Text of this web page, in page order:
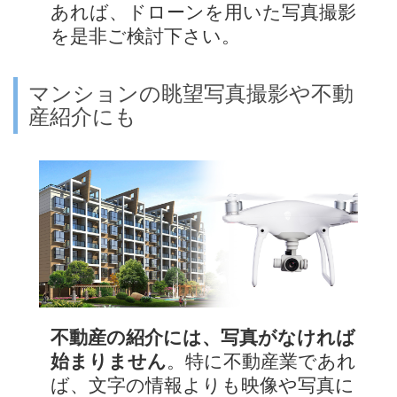
あれば、ドローンを用いた写真撮影
を是非ご検討下さい。
マンションの眺望写真撮影や不動
産紹介にも
不動産の紹介には、写真がなければ
始まりません。特に不動産業であれ
ば、文字の情報よりも映像や写真に